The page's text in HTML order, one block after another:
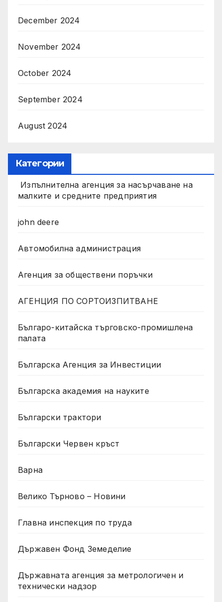
December 2024
November 2024
October 2024
September 2024
August 2024
Категории
Изпълнителна агенция за насърчаване на
малките и средните предприятия
john deere
Автомобилна администрация
Агенция за обществени поръчки
АГЕНЦИЯ ПО СОРТОИЗПИТВАНЕ
Българо-китайска търговско-промишлена
палата
Българска Агенция за Инвестиции
Българска академия на науките
Български трактори
Български Червен кръст
Варна
Велико Търново – Новини
Главна инспекция по труда
Държавен Фонд Земеделие
Държавната агенция за метрологичен и
технически надзор